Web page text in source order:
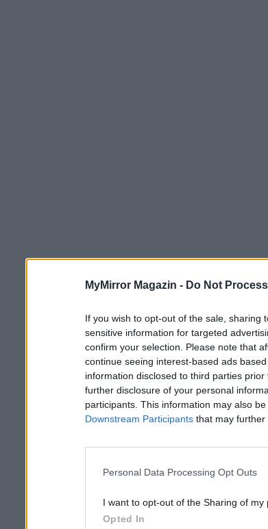
MyMirror Magazin - Do Not
If you wish to opt-out of the sale, sharing
sensitive information for targeted
confirm your selection. Please note that
continue seeing interest-based ads
information disclosed to third parties
further disclosure of your personal
participants. This information may also
Downstream Participants that may further
Personal Data Processing Opt Outs
I want to opt-out of the Sharing of my
Opted In